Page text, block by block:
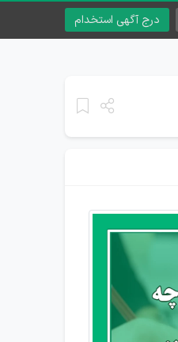
درج آگهی استخدام